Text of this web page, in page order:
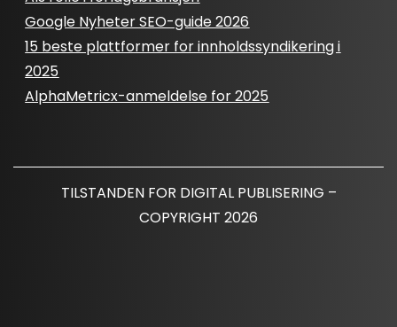
Google Nyheter SEO-guide 2026
15 beste plattformer for innholdssyndikering i
2025
AlphaMetricx-anmeldelse for 2025
TILSTANDEN FOR DIGITAL PUBLISERING –
COPYRIGHT 2026